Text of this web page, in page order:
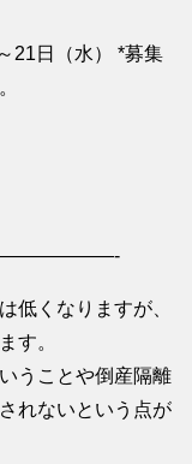
21日（水） *募集
低くなりますが、
す。
うことや倒産隔離
れないという点が